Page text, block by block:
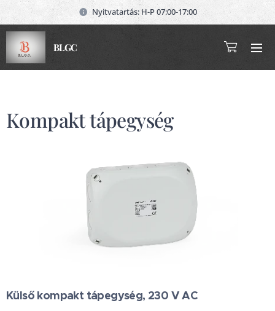
Nyitvatartás: H-P 07:00-17:00
BLGC
Kompakt tápegység
Külső kompakt tápegység, 230 V AC